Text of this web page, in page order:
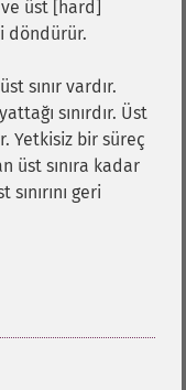
üst [hard]
döndürür.
sınır vardır.
sınırdır. Üst
Yetkisiz bir süreç
üst sınıra kadar
geri